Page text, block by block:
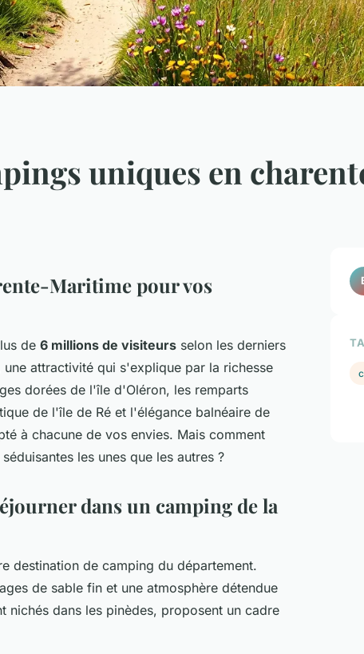
uniques en
Maritime pour vos
de 6 millions de visiteurs selon les derniers
attractivité qui s'explique par la richesse
dorées de l'île d'Oléron, les remparts
de l'île de Ré et l'élégance balnéaire de
à chacune de vos envies. Mais comment
les unes que les autres ?
dans un camping de la
destination de camping du département.
de sable fin et une atmosphère détendue
nichés dans les pinèdes, proposent un cadre